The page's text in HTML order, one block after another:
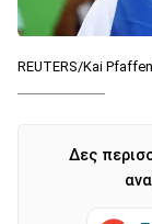
REUTERS/Kai
Δες